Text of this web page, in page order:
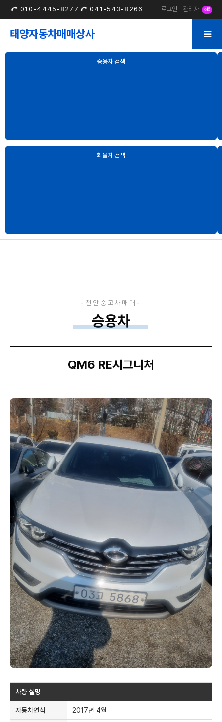
010-4445-8277 041-543-8266 로그인 관리자 off
태양자동차매매상사
승용차 검색
화물차 검색
승용차
QM6 RE시그니처
차량 설명
자동차연식 2017년 4월